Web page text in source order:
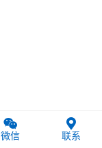
微信 联系